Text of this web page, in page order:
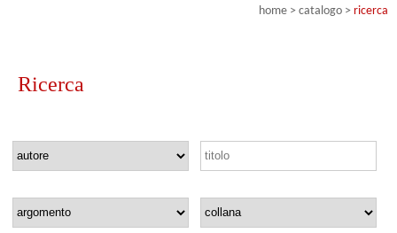
home > catalogo > ricerca
Ricerca